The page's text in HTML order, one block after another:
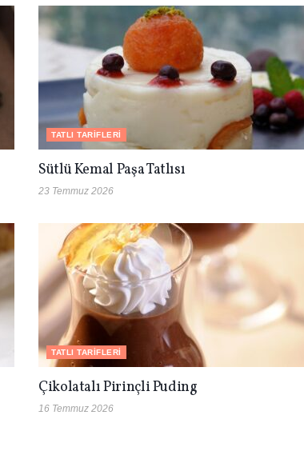
TATLI TARIFLERI
Sütlü Kemal Paşa Tatlısı
23 Temmuz 2026
TATLI TARIFLERI
Çikolatalı Pirinçli Puding
16 Temmuz 2026